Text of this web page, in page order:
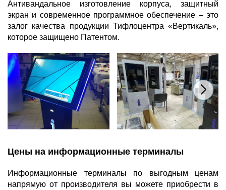
Антивандальное изготовление корпуса, защитный
экран и современное программное обеспечение – это
залог качества продукции Тифлоцентра «Вертикаль»,
которое защищено Патентом.
Цены на информационные терминалы
Информационные терминалы по выгодным ценам
напрямую от производителя вы можете приобрести в